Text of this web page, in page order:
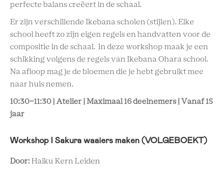
perfecte balans creëert in de schaal.
Er zijn verschillende Ikebana scholen (stijlen). Elke
school heeft zo zijn eigen regels en handvatten voor de
compositie in de schaal. In deze workshop maak je een
schikking volgens de regels van Ikebana Ohara school.
Na afloop mag je de bloemen die je hebt gebruikt mee
naar huis nemen.
10:30-11:30 | Atelier | Maximaal 16 deelnemers | Vanaf 15
jaar
Workshop I Sakura waaiers maken (VOLGEBOEKT)
Door: Haiku Kern Leiden